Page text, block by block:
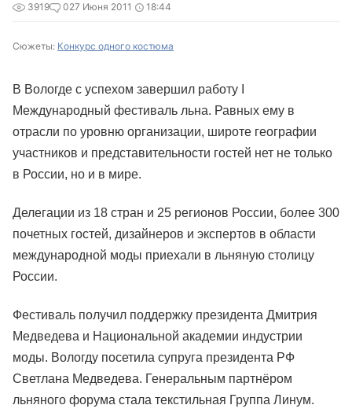
3919 027 Июня 2011 18:44
Сюжеты: Конкурс одного костюма
В Вологде с успехом завершил работу I
Международный фестиваль льна. Равных ему в
отрасли по уровню организации, широте географии
участников и представительности гостей нет не только
в России, но и в мире.
Делегации из 18 стран и 25 регионов России, более 300
почетных гостей, дизайнеров и экспертов в области
международной моды приехали в льняную столицу
России.
Фестиваль получил поддержку президента Дмитрия
Медведева и Национальной академии индустрии
моды. Вологду посетила супруга президента РФ
Светлана Медведева. Генеральным партнёром
льняного форума стала текстильная Группа Линум.